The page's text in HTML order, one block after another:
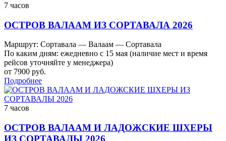
7 часов
ОСТРОВ ВАЛААМ ИЗ СОРТАВАЛА 2026
Маршрут: Сортавала — Валаам — Сортавала
По каким дням: ежедневно с 15 мая (наличие мест и время
рейсов уточняйте у менеджера)
от 7900 руб.
Подробнее
7 часов
ОСТРОВ ВАЛААМ И ЛАДОЖСКИЕ ШХЕРЫ
ИЗ СОРТАВАЛЫ 2026